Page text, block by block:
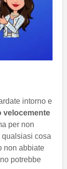
intorno e
velocemente
per non
qualsiasi cosa
non abbiate
potrebbe